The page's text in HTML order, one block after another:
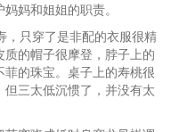
妈和姐姐的职责。
只穿了是非配的衣服很精
的帽子很摩登，脖子上的
的珠宝。桌子上的寿桃很
三太低沉惯了，并没有太